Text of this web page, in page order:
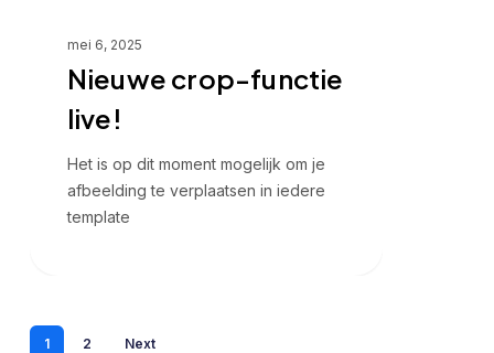
mei 6, 2025
Nieuwe crop-functie
live!
Het is op dit moment mogelijk om je
afbeelding te verplaatsen in iedere
template
1 2 Next